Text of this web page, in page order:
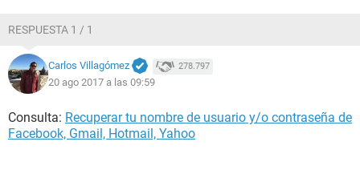
RESPUESTA 1 / 1
Carlos Villagómez 278.797
20 ago 2017 a las 09:59
Consulta: Recuperar tu nombre de usuario y/o contraseña de
Facebook, Gmail, Hotmail, Yahoo